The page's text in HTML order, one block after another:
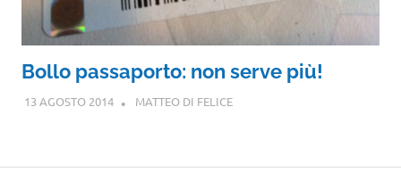
Bollo passaporto: non serve più!
13 AGOSTO 2014 MATTEO DI FELICE